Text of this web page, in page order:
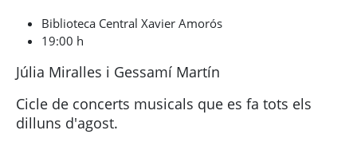
Biblioteca Central Xavier Amorós
19:00 h
Júlia Miralles i Gessamí Martín
Cicle de concerts musicals que es fa tots els
dilluns d'agost.